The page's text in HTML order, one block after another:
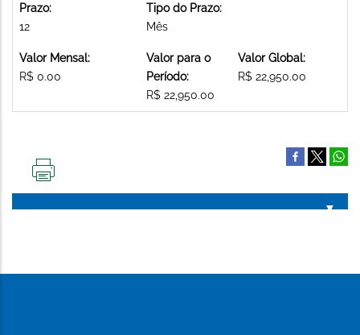
Prazo:
12
Tipo do Prazo:
Mês
Valor Mensal:
R$ 0.00
Valor para o
Período:
R$ 22,950.00
Valor Global:
R$ 22,950.00
PÁGINA